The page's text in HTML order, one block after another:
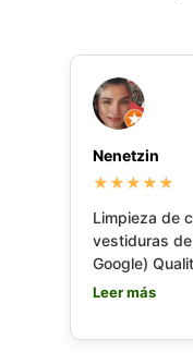
Nenetzin
★★★★★
Limpieza de
vestiduras
Google)
Leer más